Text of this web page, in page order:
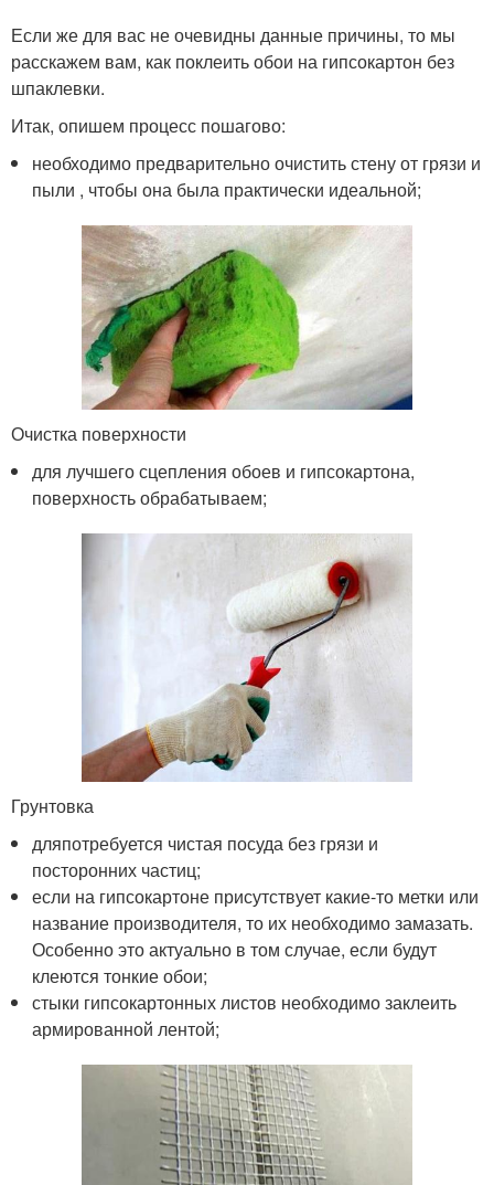
Если же для вас не очевидны данные причины, то мы
расскажем вам, как поклеить обои на гипсокартон без
шпаклевки.
Итак, опишем процесс пошагово:
необходимо предварительно очистить стену от грязи и
пыли , чтобы она была практически идеальной;
Очистка поверхности
для лучшего сцепления обоев и гипсокартона,
поверхность обрабатываем;
Грунтовка
дляпотребуется чистая посуда без грязи и
посторонних частиц;
если на гипсокартоне присутствует какие-то метки или
название производителя, то их необходимо замазать.
Особенно это актуально в том случае, если будут
клеются тонкие обои;
стыки гипсокартонных листов необходимо заклеить
армированной лентой;